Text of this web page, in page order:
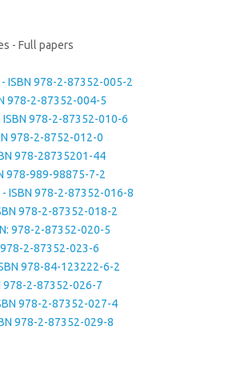
- Full papers
ISBN 978-2-87352-005-2
978-2-87352-004-5
ISBN 978-2-87352-010-6
978-2-8752-012-0
978-28735201-44
978-989-98875-7-2
ISBN 978-2-87352-016-8
978-2-87352-018-2
978-2-87352-020-5
2-87352-023-6
978-84-123222-6-2
978-2-87352-026-7
978-2-87352-027-4
978-2-87352-029-8